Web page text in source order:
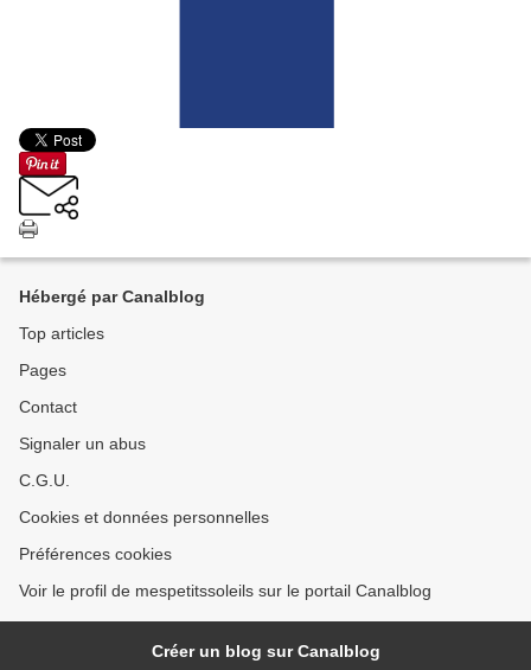
Hébergé par Canalblog
Top articles
Pages
Contact
Signaler un abus
C.G.U.
Cookies et données personnelles
Préférences cookies
Voir le profil de mespetitssoleils sur le portail Canalblog
Créer un blog sur Canalblog